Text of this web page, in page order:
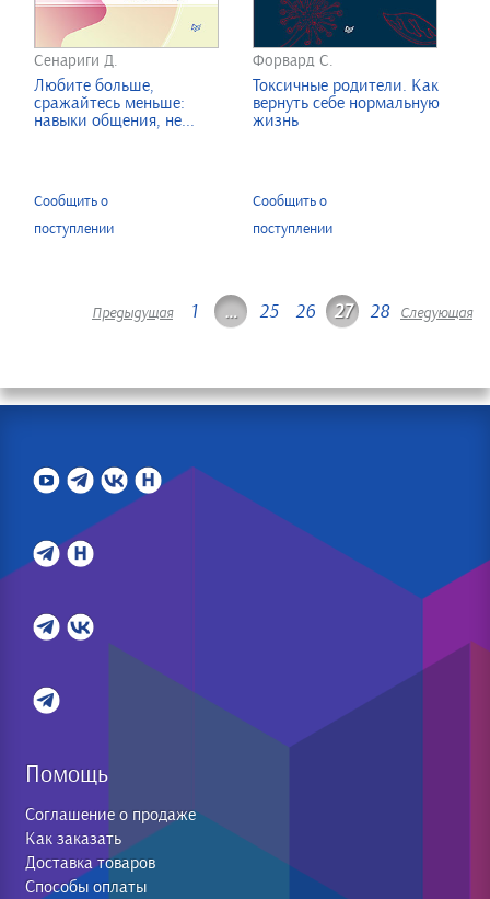
Сенариги Д.
Любите больше,
сражайтесь меньше:
навыки общения, не...
Сообщить о
поступлении
Форвард С.
Токсичные родители. Как
вернуть себе нормальную
жизнь
Сообщить о
поступлении
Предыдущая 1 … 25 26 27 28 Следующая
Помощь
Соглашение о продаже
Как заказать
Доставка товаров
Способы оплаты